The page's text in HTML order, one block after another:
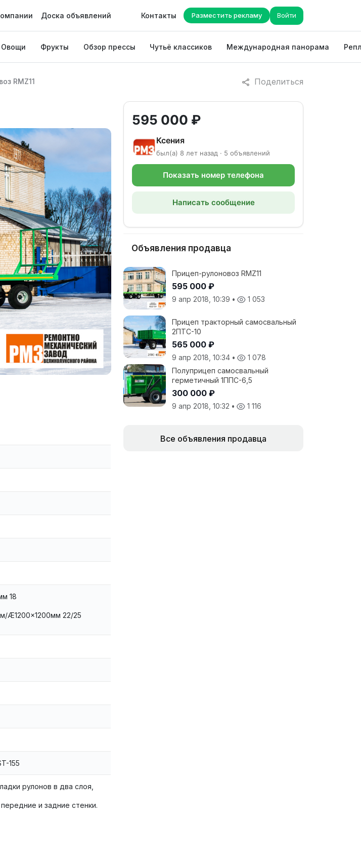
Доска объявлений Контакты Разместить рекламу Войти
Овощи Фрукты Обзор прессы Чутьё классиков Международная панорама
Поделиться
RMZ11
18
Æ1200×1200мм 22/25
155
рулонов в два слоя,
и задние стенки.
595 000 ₽
Ксения
был(а) 8 лет назад · 5 объявлений
Показать номер телефона
Написать сообщение
Объявления продавца
Прицеп-рулоновоз RMZ11
595 000 ₽
9 апр 2018, 10:39 • 1 053
Прицеп тракторный самосвальный
2ПТС-10
565 000 ₽
9 апр 2018, 10:34 •
1 078
Полуприцеп самосвальный
герметичный 1ППС-6,5
300 000 ₽
9 апр 2018, 10:32 • 1 116
Все объявления продавца